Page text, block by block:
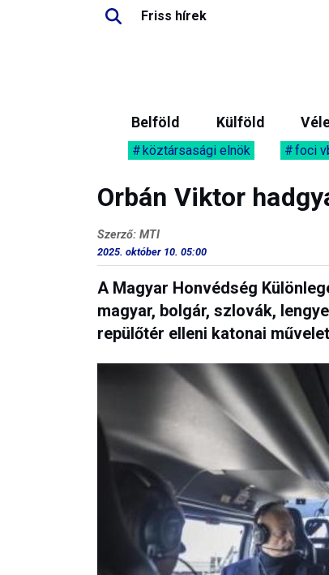
Friss hírek
Belföld Külföld
köztársasági elnök foci
Orbán Viktor
Szerző: MTI
2025. október 10. 05:00
A Magyar Honvédség
magyar, bolgár, szlovák,
repülőtér elleni katonai